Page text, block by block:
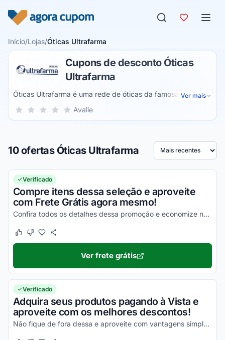
Início/Lojas/Óticas Ultrafarma
Cupons de desconto Óticas
Ultrafarma
Óticas Ultrafarma é uma rede de óticas da famosa
companhia de farmácias de mesmo nome. As unidades e
Ver mais
Sua nota para Óticas Ultrafarma, de 1 a 5 estrelas
5 estrelas
4 estrelas
3 estrelas
2 estrelas
1 estrela Avalie
10 ofertas Óticas Ultrafarma Ordenar por
Verificado
Compre itens dessa seleção e aproveite
com Frete Grátis agora mesmo!
Confira todos os detalhes dessa promoção e economize na entrega dos seus produtos!
Este cupom funcionou
Este cupom não funcionou
Ver frete grátis
Verificado
Adquira seus produtos pagando à Vista e
aproveite com os melhores descontos!
Não fique de fora dessa e aproveite com vantagens simplesmente incríveis!